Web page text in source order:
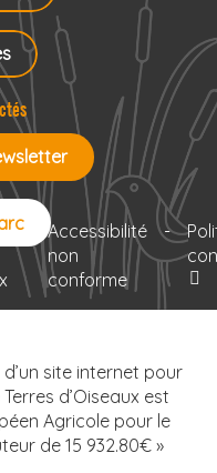
Accessibilité
non
conforme
-
site internet pour
d’Oiseaux est
Agricole pour le
de 15 932.80€ »